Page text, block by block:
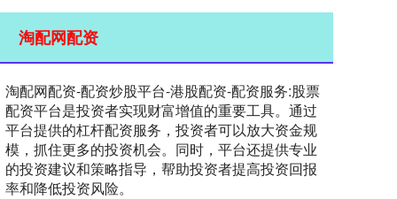
淘配网配资
淘配网配资-配资炒股平台-港股配资-配资服务:股票
配资平台是投资者实现财富增值的重要工具。通过
平台提供的杠杆配资服务，投资者可以放大资金规
模，抓住更多的投资机会。同时，平台还提供专业
的投资建议和策略指导，帮助投资者提高投资回报
率和降低投资风险。